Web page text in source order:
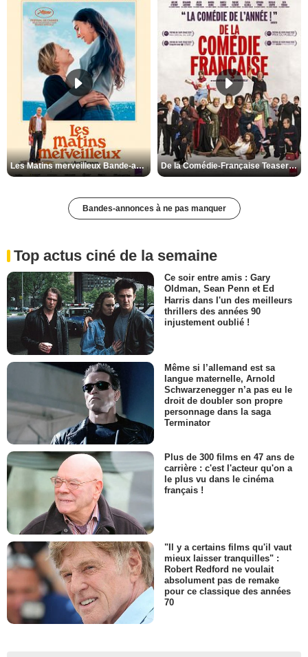
Les Matins merveilleux Bande-annonce VF De la Comédie-Française Teaser VF
Bandes-annonces à ne pas manquer
Top actus ciné de la semaine
Ce soir entre amis : Gary
Oldman, Sean Penn et Ed
Harris dans l'un des meilleurs
thrillers des années 90
injustement oublié !
Même si l’allemand est sa
langue maternelle, Arnold
Schwarzenegger n’a pas eu le
droit de doubler son propre
personnage dans la saga
Terminator
Plus de 300 films en 47 ans de
carrière : c'est l'acteur qu'on a
le plus vu dans le cinéma
français !
"Il y a certains films qu'il vaut
mieux laisser tranquilles" :
Robert Redford ne voulait
absolument pas de remake
pour ce classique des années
70